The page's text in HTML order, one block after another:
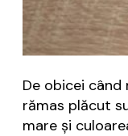
De obicei
rămas plăcut
mare şi